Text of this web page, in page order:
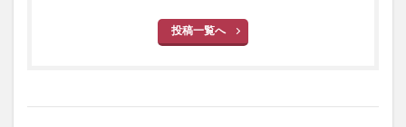
投稿一覧へ